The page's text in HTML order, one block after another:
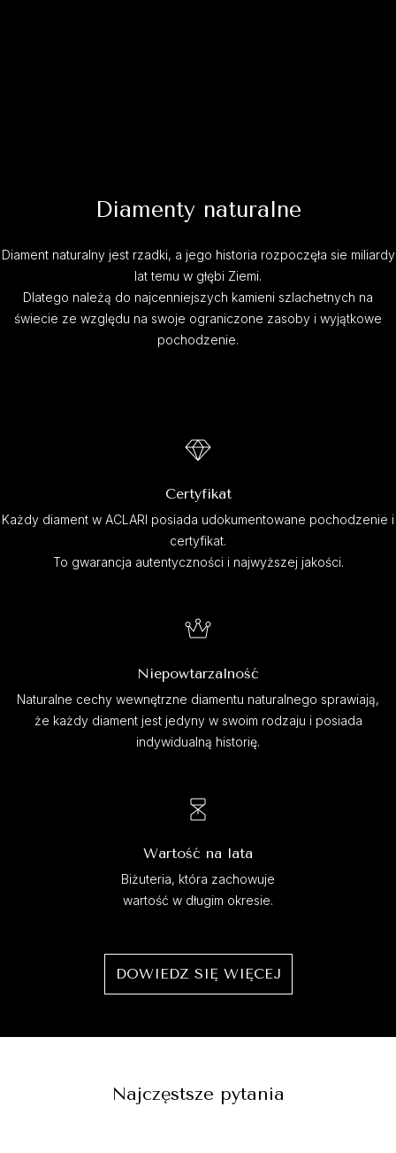
Diamenty naturalne
Diament naturalny jest rzadki, a jego historia rozpoczęła sie miliardy
lat temu w głębi Ziemi.
Dlatego należą do najcenniejszych kamieni szlachetnych na
świecie ze względu na swoje ograniczone zasoby i wyjątkowe
pochodzenie.
Certyfikat
Każdy diament w ACLARI posiada udokumentowane pochodzenie i
certyfikat.
To gwarancja autentyczności i najwyższej jakości.
Niepowtarzalność
Naturalne cechy wewnętrzne diamentu naturalnego sprawiają,
że każdy diament jest jedyny w swoim rodzaju i posiada
indywidualną historię.
Wartość na lata
Biżuteria, która zachowuje
wartość w długim okresie.
DOWIEDZ SIĘ WIĘCEJ
Najczęstsze pytania